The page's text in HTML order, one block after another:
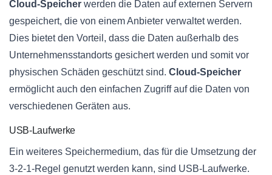
Cloud-Speicher werden die Daten auf externen Servern
gespeichert, die von einem Anbieter verwaltet werden.
Dies bietet den Vorteil, dass die Daten außerhalb des
Unternehmensstandorts gesichert werden und somit vor
physischen Schäden geschützt sind. Cloud-Speicher
ermöglicht auch den einfachen Zugriff auf die Daten von
verschiedenen Geräten aus.
USB-Laufwerke
Ein weiteres Speichermedium, das für die Umsetzung der
3-2-1-Regel genutzt werden kann, sind USB-Laufwerke.